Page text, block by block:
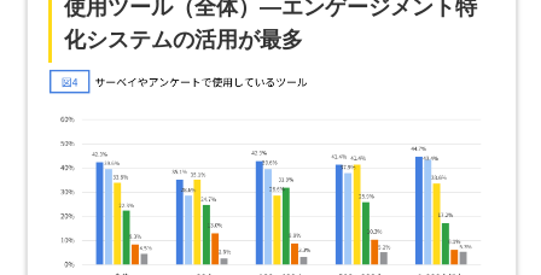
使用ツール（全体）―エンゲージメント特
化システムの活用が最多